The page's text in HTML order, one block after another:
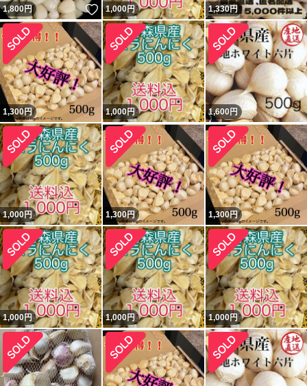
1,800円 いいね！
1,000円 1,330円
1,300円 1,000円 1,600円
1,000円 1,300円 1,300円
1,000円 1,000円 1,000円